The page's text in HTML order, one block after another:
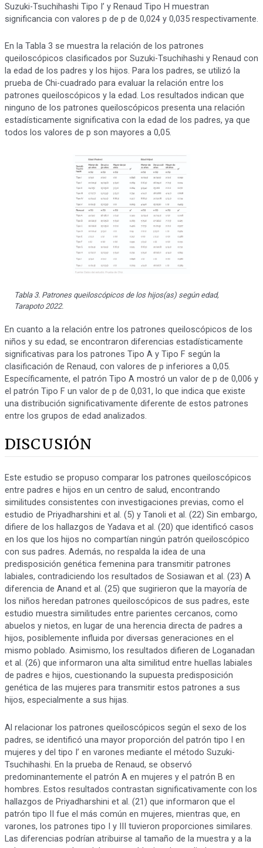
Suzuki-Tsuchihashi Tipo I’ y Renaud Tipo H muestran
significancia con valores p de p de 0,024 y 0,035 respectivamente.
En la Tabla 3 se muestra la relación de los patrones
queiloscópicos clasificados por Suzuki-Tsuchihashi y Renaud con
la edad de los padres y los hijos. Para los padres, se utilizó la
prueba de Chi-cuadrado para evaluar la relación entre los
patrones queiloscópicos y la edad. Los resultados indican que
ninguno de los patrones queiloscópicos presenta una relación
estadísticamente significativa con la edad de los padres, ya que
todos los valores de p son mayores a 0,05.
Tabla 3. Patrones queiloscópicos de los hijos(as) según edad,
Tarapoto 2022.
En cuanto a la relación entre los patrones queiloscópicos de los
niños y su edad, se encontraron diferencias estadísticamente
significativas para los patrones Tipo A y Tipo F según la
clasificación de Renaud, con valores de p inferiores a 0,05.
Específicamente, el patrón Tipo A mostró un valor de p de 0,006 y
el patrón Tipo F un valor de p de 0,031, lo que indica que existe
una distribución significativamente diferente de estos patrones
entre los grupos de edad analizados.
DISCUSIÓN
Este estudio se propuso comparar los patrones queiloscópicos
entre padres e hijos en un centro de salud, encontrando
similitudes consistentes con investigaciones previas, como el
estudio de Priyadharshini et al. (5) y Tanoli et al. (22) Sin embargo,
difiere de los hallazgos de Yadava et al. (20) que identificó casos
en los que los hijos no compartían ningún patrón queiloscópico
con sus padres. Además, no respalda la idea de una
predisposición genética femenina para transmitir patrones
labiales, contradiciendo los resultados de Sosiawan et al. (23) A
diferencia de Anand et al. (25) que sugirieron que la mayoría de
los niños heredan patrones queiloscópicos de sus padres, este
estudio muestra similitudes entre parientes cercanos, como
abuelos y nietos, en lugar de una herencia directa de padres a
hijos, posiblemente influida por diversas generaciones en el
mismo poblado. Asimismo, los resultados difieren de Loganadan
et al. (26) que informaron una alta similitud entre huellas labiales
de padres e hijos, cuestionando la supuesta predisposición
genética de las mujeres para transmitir estos patrones a sus
hijos, especialmente a sus hijas.
Al relacionar los patrones queiloscópicos según el sexo de los
padres, se identificó una mayor proporción del patrón tipo I en
mujeres y del tipo I’ en varones mediante el método Suzuki-
Tsuchihashi. En la prueba de Renaud, se observó
predominantemente el patrón A en mujeres y el patrón B en
hombres. Estos resultados contrastan significativamente con los
hallazgos de Priyadharshini et al. (21) que informaron que el
patrón tipo II fue el más común en mujeres, mientras que, en
varones, los patrones tipo I y III tuvieron proporciones similares.
Las diferencias podrían atribuirse al tamaño de la muestra y a la